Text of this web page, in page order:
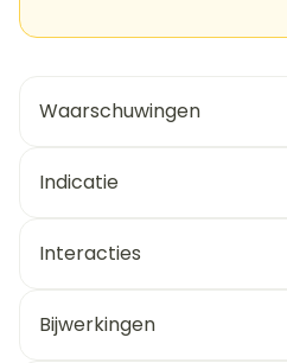
Waarschuwingen
Indicatie
Interacties
Bijwerkingen